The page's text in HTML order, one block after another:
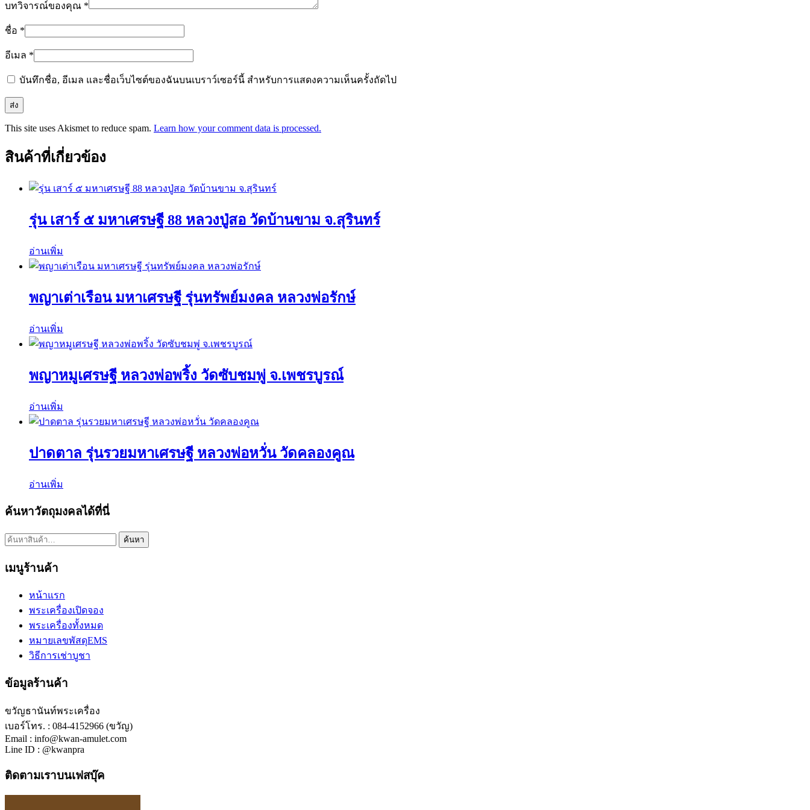
บทวิจารณ์ของคุณ *
ชื่อ *
อีเมล *
บันทึกชื่อ, อีเมล และชื่อเว็บไซต์ของฉันบนเบราว์เซอร์นี้ สำหรับการแสดงความเห็นครั้งถัดไป
This site uses Akismet to reduce spam. Learn how your comment data is processed.
สินค้าที่เกี่ยวข้อง
รุ่น เสาร์ ๕ มหาเศรษฐี 88 หลวงปู่สอ วัดบ้านขาม จ.สุรินทร์
อ่านเพิ่ม
พญาเต่าเรือน มหาเศรษฐี รุ่นทรัพย์มงคล หลวงพ่อรักษ์
อ่านเพิ่ม
พญาหมูเศรษฐี หลวงพ่อพริ้ง วัดซับชมพู่ จ.เพชรบูรณ์
อ่านเพิ่ม
ปาดตาล รุ่นรวยมหาเศรษฐี หลวงพ่อหวั่น วัดคลองคูณ
อ่านเพิ่ม
ค้นหาวัตถุมงคลได้ที่นี่
ค้นหา: ค้นหา
เมนูร้านค้า
หน้าแรก
พระเครื่องเปิดจอง
พระเครื่องทั้งหมด
หมายเลขพัสดุEMS
วิธีการเช่าบูชา
ข้อมูลร้านค้า
ขวัญธานันท์พระเครื่อง
เบอร์โทร. : 084-4152966 (ขวัญ)
Email : info@kwan-amulet.com
Line ID : @kwanpra
ติดตามเราบนเฟสบุ๊ค